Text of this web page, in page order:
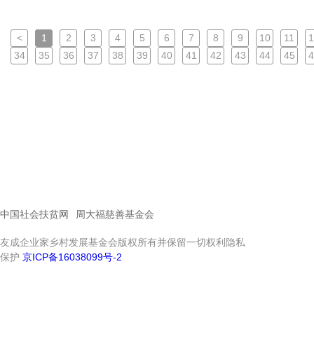
< 1 2 3 4 5 6 7 8 9 10 11
34
35 36 37 38 39 40 41 42 43 44 45
中国社会扶贫网 周大福慈善基金会
友成企业家乡村发展基金会版权所有并保留一切权利隐私
保护 京ICP备16038099号-2